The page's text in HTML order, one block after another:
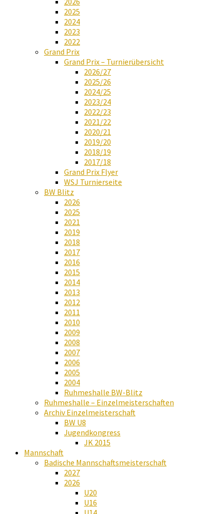
2025
2024
2023
2022
Grand Prix
Grand Prix – Turnierübersicht
2026/27
2025/26
2024/25
2023/24
2022/23
2021/22
2020/21
2019/20
2018/19
2017/18
Grand Prix Flyer
WSJ Turnierseite
BW Blitz
2026
2025
2021
2019
2018
2017
2016
2015
2014
2013
2012
2011
2010
2009
2008
2007
2006
2005
2004
Ruhmeshalle BW-Blitz
Ruhmeshalle – Einzelmeisterschaften
Archiv Einzelmeisterschaft
BW U8
Jugendkongress
JK 2015
Mannschaft
Badische Mannschaftsmeisterschaft
2027
2026
U20
U16